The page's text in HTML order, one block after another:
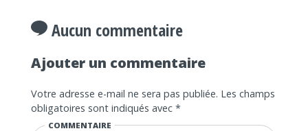
Aucun commentaire
Ajouter un commentaire
Votre adresse e-mail ne sera pas publiée. Les champs
obligatoires sont indiqués avec *
COMMENTAIRE